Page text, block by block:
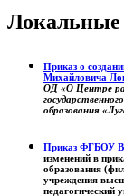
Локальные
Приказ о
Михайловича
ОД «О Центре
образования
Приказ ФГБОУ
изменений в
образования
учреждения
педагогический